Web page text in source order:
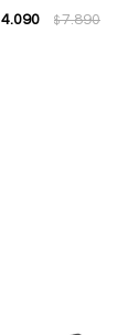
4.090 $7.890